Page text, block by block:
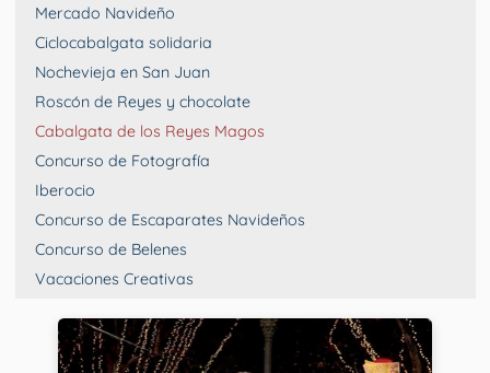
Mercado Navideño
Ciclocabalgata solidaria
Nochevieja en San Juan
Roscón de Reyes y chocolate
Cabalgata de los Reyes Magos
Concurso de Fotografía
Iberocio
Concurso de Escaparates Navideños
Concurso de Belenes
Vacaciones Creativas